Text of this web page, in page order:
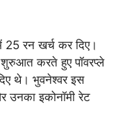
रन खर्च कर दिए।
करते हुए पॉवरप्ले
थे। भुवनेश्वर इस
उनका इकोनॉमी रेट